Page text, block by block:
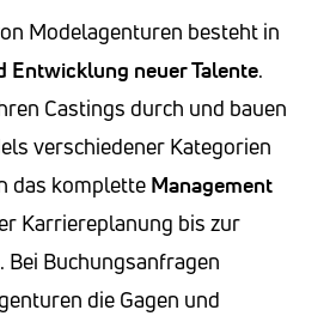
Modelagenturen besteht in
Entwicklung neuer Talente.
Castings durch und bauen
verschiedener Kategorien
das komplette Management
Karriereplanung bis zur
Buchungsanfragen
die Gagen und